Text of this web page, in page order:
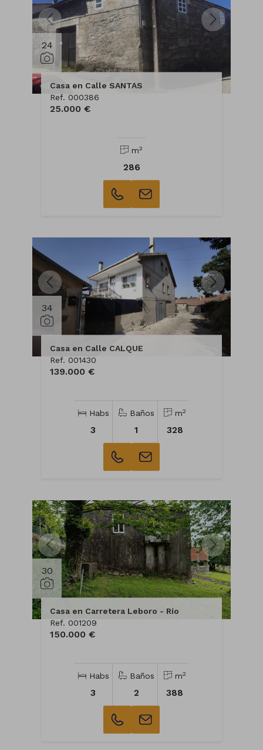
24
Casa en Calle SANTAS
Ref. 000386
25.000 €
m2
286
34
Casa en Calle CALQUE
Ref. 001430
139.000 €
Habs
3
Baños
1
m2
328
30
Casa en Carretera Leboro - Río
Ref. 001209
150.000 €
Habs
3
Baños
2
m2
388